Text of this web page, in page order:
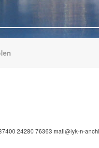
24280 76363 mail@lyk-n-